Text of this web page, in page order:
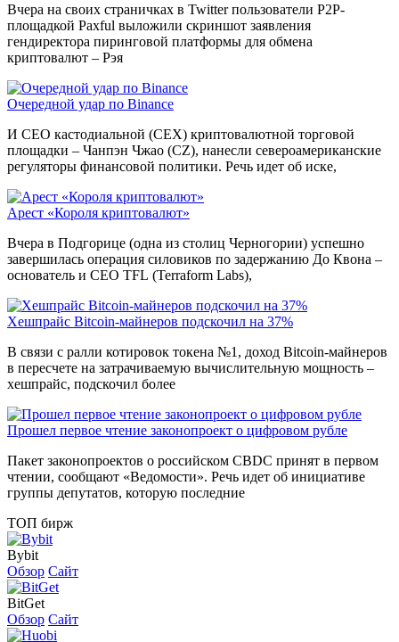
Вчера на своих страничках в Twitter пользователи P2P-
площадкой Paxful выложили скриншот заявления
гендиректора пиринговой платформы для обмена
криптовалют – Рэя
Очередной удар по Binance
И CEO кастодиальной (CEX) криптовалютной торговой
площадки – Чанпэн Чжао (CZ), нанесли североамериканские
регуляторы финансовой политики. Речь идет об иске,
Арест «Короля криптовалют»
Вчера в Подгорице (одна из столиц Черногории) успешно
завершилась операция силовиков по задержанию До Квона –
основатель и CEO TFL (Terraform Labs),
Хешпрайс Bitcoin-майнеров подскочил на 37%
В связи с ралли котировок токена №1, доход Bitcoin-майнеров
в пересчете на затрачиваемую вычислительную мощность –
хешпрайс, подскочил более
Прошел первое чтение законопроект о цифровом рубле
Пакет законопроектов о российском CBDC принят в первом
чтении, сообщают «Ведомости». Речь идет об инициативе
группы депутатов, которую последние
ТОП бирж
Bybit
Обзор Сайт
BitGet
Обзор Сайт